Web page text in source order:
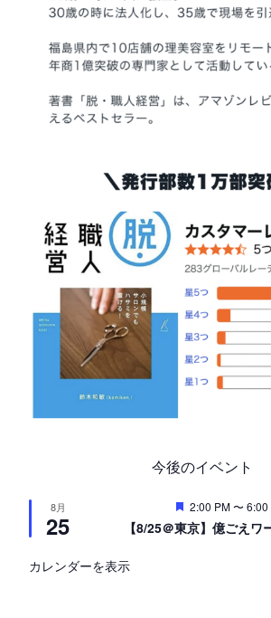
今後のイベント
8月
25
注
目
2:00 PM〜6:00
【8/25＠東京】億ごえワ
カレンダーを表示